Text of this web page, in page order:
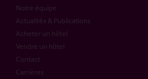
Notre équipe
Actualités & Publications
Acheter un hôtel
Vendre un hôtel
Contact
Carrières